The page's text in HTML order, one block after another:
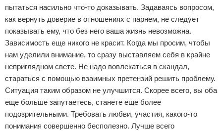
пытаться насильно что-то доказывать. Задаваясь вопросом,
как вернуть доверие в отношениях с парнем, не следует
показывать ему, что без него ваша жизнь невозможна.
Зависимость еще никого не красит. Когда мы просим, чтобы
нам уделили внимание, то сразу выставляем себя в крайне
неприглядном свете. Не надо вовлекаться в скандал,
стараться с помощью взаимных претензий решить проблему.
Ситуация таким образом не улучшится. Скорее всего, вы оба
еще больше запутаетесь, станете еще более
подозрительными. Требовать любви, участия, какого-то
понимания совершенно бесполезно. Лучше всего